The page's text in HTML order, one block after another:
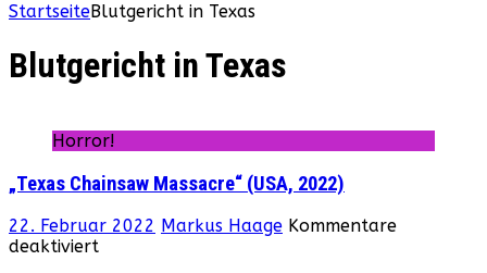
StartseiteBlutgericht in Texas
Blutgericht in Texas
Horror!
„Texas Chainsaw Massacre“ (USA, 2022)
22. Februar 2022 Markus Haage Kommentare
deaktiviertfür